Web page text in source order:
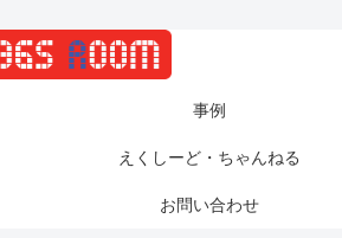
事例
えくしーど・ちゃんねる
お問い合わせ